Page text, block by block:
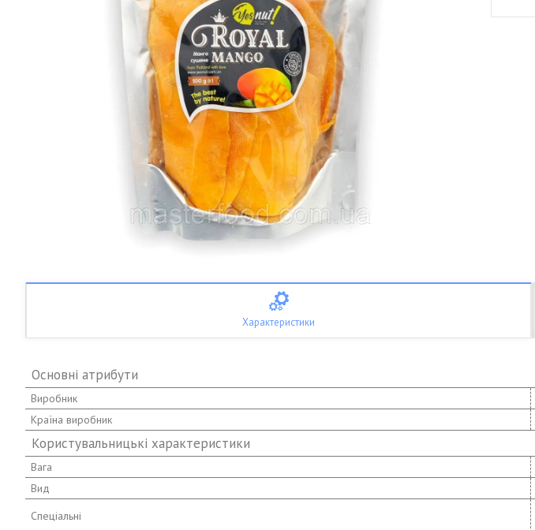
Характеристики
Основні атрибути
Виробник
Країна виробник
Користувальницькі характеристики
Вага
Вид
Спеціальні